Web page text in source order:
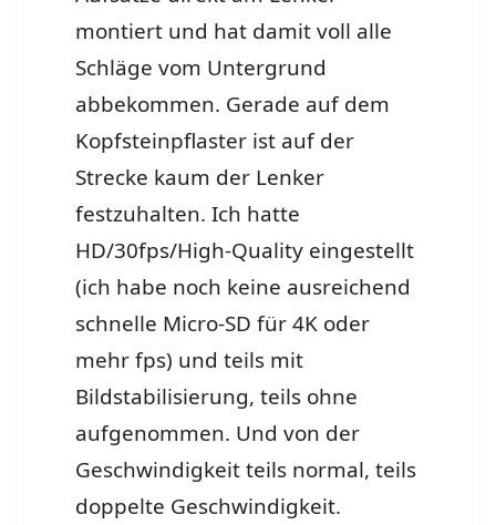
montiert und hat damit voll alle
Schläge vom Untergrund
abbekommen. Gerade auf dem
Kopfsteinpflaster ist auf der
Strecke kaum der Lenker
festzuhalten. Ich hatte
HD/30fps/High-Quality eingestellt
(ich habe noch keine ausreichend
schnelle Micro-SD für 4K oder
mehr fps) und teils mit
Bildstabilisierung, teils ohne
aufgenommen. Und von der
Geschwindigkeit teils normal, teils
doppelte Geschwindigkeit.